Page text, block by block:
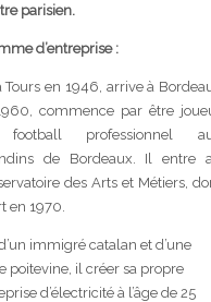
parisien.
d’entreprise :
Tours en 1946, arrive à
commence par être
professionnel
de Bordeaux. Il entre
des Arts et Métiers,
en 1970.
immigré catalan et d’une
poitevine, il créer sa propre
d’électricité à l’âge de 25